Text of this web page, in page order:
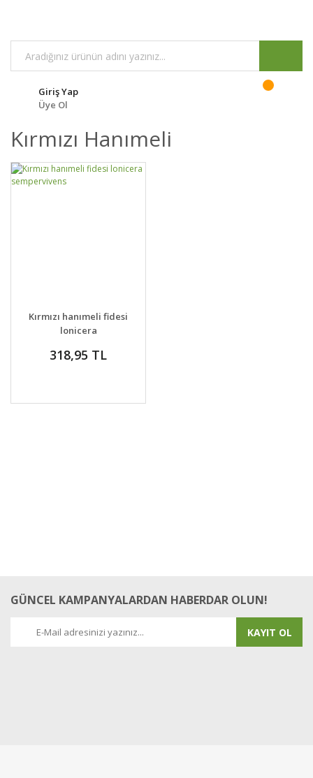
Giriş Yap
Üye Ol
Kırmızı Hanımeli
DETAYLAR
VER
Kırmızı hanımeli fidesi
lonicera
318,95 TL
GÜNCEL KAMPANYALARDAN HABERDAR OLUN!
KAYIT OL